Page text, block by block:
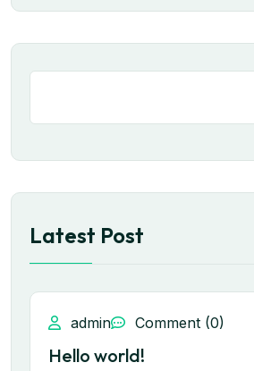
Latest Post
admin Comment (0)
Hello world!